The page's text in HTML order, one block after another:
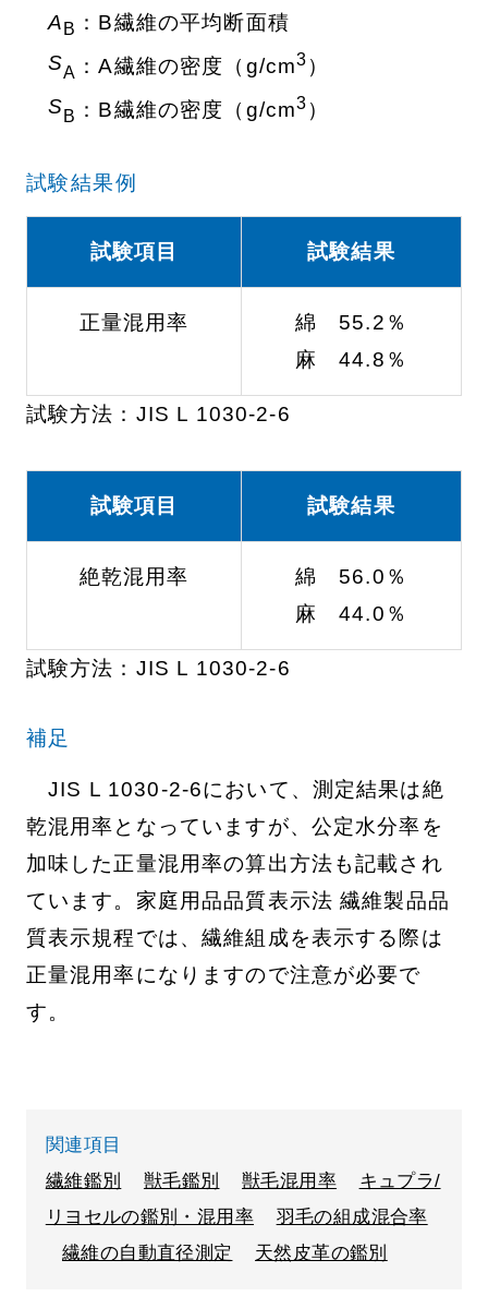
A B ：B繊維の平均断面積
SA ：A繊維の密度（g/cm3 ）
SB ：B繊維の密度（g/cm3 ）
試験結果例
試験項目 試験結果
正量混用率
綿 55.2％
麻 44.8％
試験方法：JIS L 1030-2-6
試験項目 試験結果
絶乾混用率
綿 56.0％
麻 44.0％
試験方法：JIS L 1030-2-6
補足
JIS L 1030-2-6において、測定結果は絶
乾混用率となっていますが、公定水分率を
加味した正量混用率の算出方法も記載され
ています。家庭用品品質表示法 繊維製品品
質表示規程では、繊維組成を表示する際は
正量混用率になりますので注意が必要で
す。
関連項目
繊維鑑別
獣毛鑑別 獣毛混用率
キュプラ/
リヨセルの鑑別・混用率
羽毛の組成混合率
繊維の自動直径測定
天然皮革の鑑別